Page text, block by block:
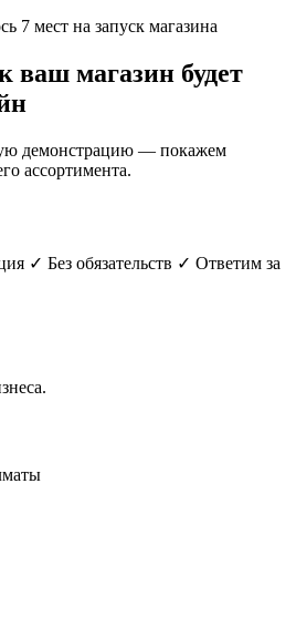
7 мест на запуск магазина
ваш магазин будет
демонстрацию — покажем
ассортимента.
✓ Без обязательств ✓ Ответим за